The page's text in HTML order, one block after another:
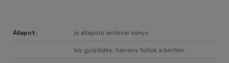
Állapot: jó állapotú antikvár könyv
kis gyűrődés, halvány foltok a borítón